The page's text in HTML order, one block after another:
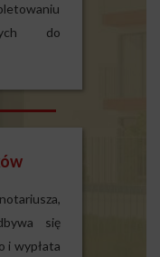
do
się
i wypłata